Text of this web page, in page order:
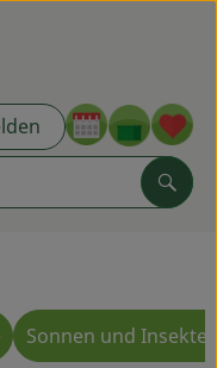
oder
Sonnen und